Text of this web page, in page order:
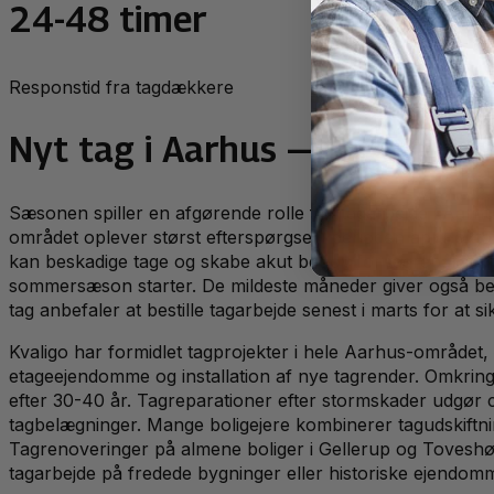
24-48 timer
Responstid fra tagdækkere
Nyt tag i Aarhus — lokalt
Sæsonen spiller en afgørende rolle for tagarbejde i
området oplever størst efterspørgsel i perioden april-
kan beskadige tage og skabe akut behov for
sommersæson starter. De mildeste måneder giver også
tag anbefaler at bestille tagarbejde senest i marts for at
Kvaligo har formidlet tagprojekter i hele Aarhus-
etageejendomme og installation af nye tagrender.
efter 30-40 år. Tagreparationer efter stormskader udgør
tagbelægninger. Mange boligejere kombinerer
Tagrenoveringer på almene boliger i Gellerup og
tagarbejde på fredede bygninger eller historiske